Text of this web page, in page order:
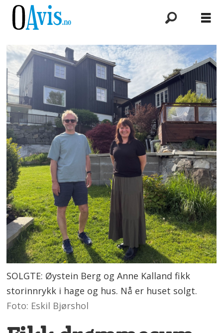
SOLGTE: Øystein Berg og Anne Kalland fikk
storinnrykk i hage og hus. Nå er huset solgt.
Foto: Eskil Bjørshol